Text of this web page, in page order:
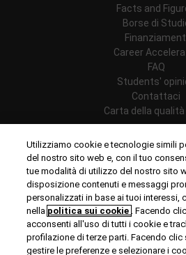
Facts and
Borse di
Career
FAQ
Students'
Contattaci
Carta della qualità
Utilizziamo cookie e tecnologie simili
del nostro sito web e, con il tuo
tue modalità di utilizzo del nostro sito
disposizione contenuti e messaggi
personalizzati in base ai tuoi interessi,
nella politica sui cookie . Facendo
acconsenti all'uso di tutti i cookie e
profilazione di terze parti. Facendo clic
gestire le preferenze e selezionare i